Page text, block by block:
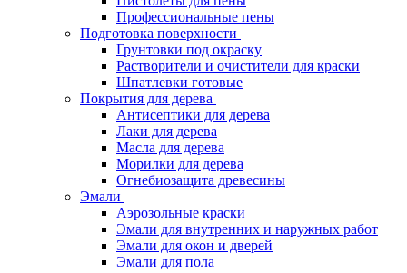
Профессиональные пены
Подготовка поверхности
Грунтовки под окраску
Растворители и очистители для краски
Шпатлевки готовые
Покрытия для дерева
Антисептики для дерева
Лаки для дерева
Масла для дерева
Морилки для дерева
Огнебиозащита древесины
Эмали
Аэрозольные краски
Эмали для внутренних и наружных работ
Эмали для окон и дверей
Эмали для пола